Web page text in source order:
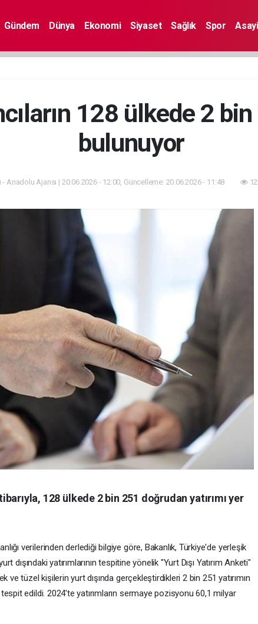
Gündem Dünya Ekonomi Siyaset Sağlık Spor
128 ülkede 2 bin
bulunuyor
- Anadolu Ajansı | 20.06.2026 - 12:00, Güncelleme: 20.06.2026 - 11:48
128 ülkede 2 bin 251 doğrudan yatırımı yer
verilerinden derlediği bilgiye göre, Bakanlık, Türkiye'de yerleşik
yatırımlarının tespitine yönelik "Yurt Dışı Yatırım Anketi"
ve tüzel kişilerin yurt dışında gerçekleştirdikleri 2 bin 251 yatırımın
edildi. 2024'te yatırımların sermaye pozisyonu 60,1 milyar